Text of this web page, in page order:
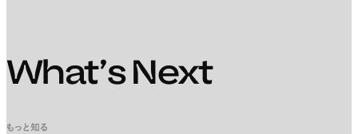
What’s Next
もっと知る